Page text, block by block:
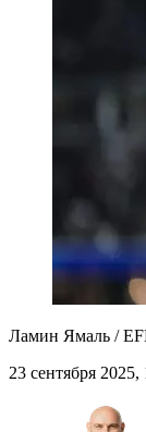
Ламин Ямаль /
23 сентября 2025,